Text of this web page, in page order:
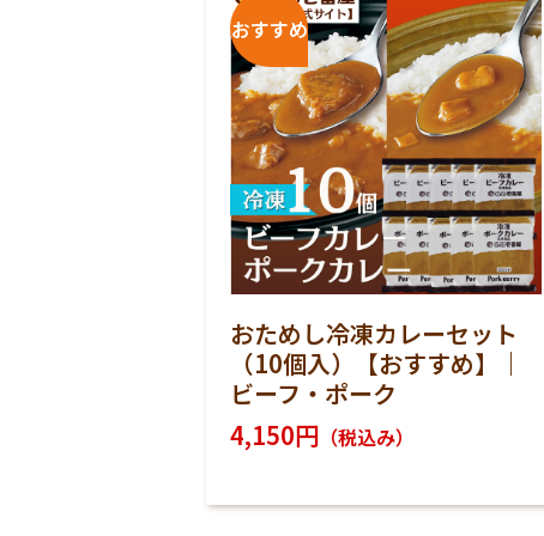
おためし冷凍カレーセット
（10個入）【おすすめ】｜
ビーフ・ポーク
4,150円 （税込み）